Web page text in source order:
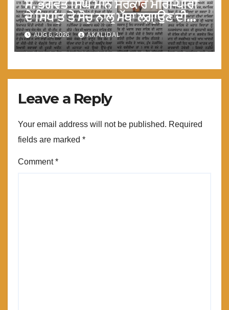
ਸ. ਭਗਵੰਤ ਸਿੰਘ ਮਾਨ ਸਰਕਾਰ ਮੀਰੀ-ਪੀਰੀ
ਦੇ ਸਿਧਾਂਤ ਤੇ ਸੋਚ ਨਾਲ ਮੱਥਾ ਲਗਾਉਣ ਦੀ
ਗੁਸਤਾਖੀ ਨਾ ਕਰੇ ਤਾਂ ਬਿਹਤਰ ਹੋਵੇਗਾ : ਮਾਨ
AUG 6, 2026 AKALIDAL
Leave a Reply
Your email address will not be published. Required
fields are marked *
Comment*